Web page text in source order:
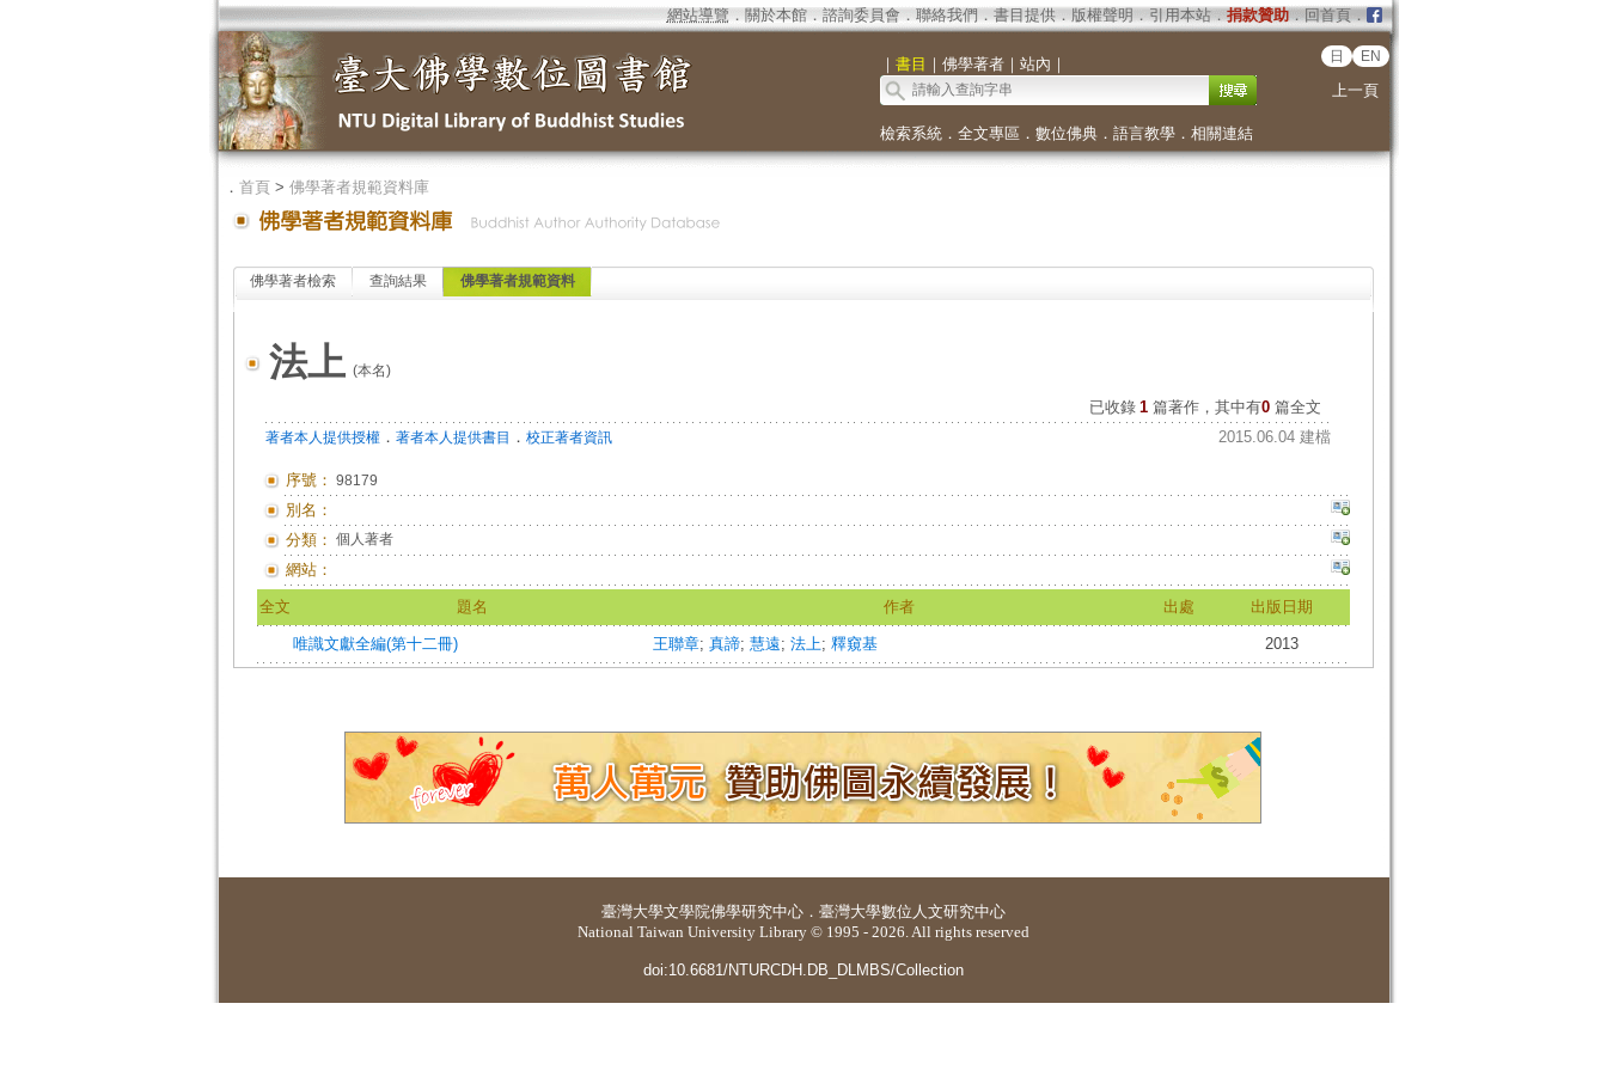
網站導覽 ． 關於本館． 諮詢委員會． 聯絡我們 ． 書目提供． 版權聲明 ． 引用本站． 捐款贊助．回首頁．
｜ 書目 ｜ 佛學著者｜ 站內 ｜ 日 EN
上一頁
檢索系統． 全文專區 ． 數位佛典． 語言教學． 相關連結
． 首頁> 佛學著者規範資料庫
佛學著者檢索 查詢結果 佛學著者規範資料
法上(本名)
已收錄 1 篇著作，其中有0篇全文
著者本人提供授權． 著者本人提供書目 ． 校正著者資訊 2015.06.04 建檔
序號： 98179
別名：
分類： 個人著者
網站：
全文 題名 作者 出處 出版日期
唯識文獻全編(第十二冊) 王聯章; 真諦; 慧遠; 法上; 釋窺基 2013
臺灣大學文學院佛學研究中心 ． 臺灣大學數位人文研究中心
National Taiwan University Library © 1995 - 2026. All rights reserved
doi:10.6681/NTURCDH.DB_DLMBS/Collection